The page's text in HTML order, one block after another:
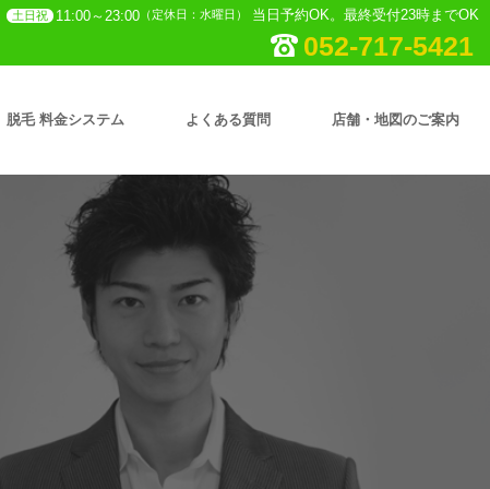
土日祝 11:00～23:00 （定休日：水曜日） 当日予約OK。最終受付23時までOK
052-717-5421
脱毛 料金システム よくある質問 店舗・地図のご案内